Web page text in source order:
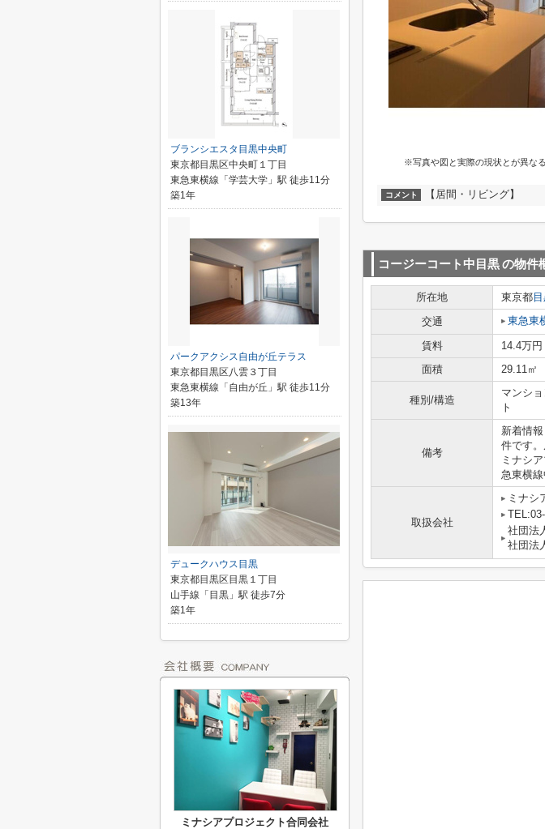
※写真や図と実際の現状とが異な
コメント 【居間・リビング】
コージーコート中目黒の物件
所在地 東京都
交通
東急東
賃料 14.4万円
面積
29.11㎡
種別/構造
マンシ
ト
備考
新着情
件です
ミナシ
急東横
取扱会社
ミナシ
社団法
社団法
ブランシエスタ目黒中央町
東京都目黒区中央町１丁目
東急東横線「学芸大学」駅 徒歩11分
築1年
パークアクシス自由が丘テラス
東京都目黒区八雲３丁目
東急東横線「自由が丘」駅 徒歩11分
築13年
デュークハウス目黒
東京都目黒区目黒１丁目
山手線「目黒」駅 徒歩7分
築1年
ミナシアプロジェクト合同会社